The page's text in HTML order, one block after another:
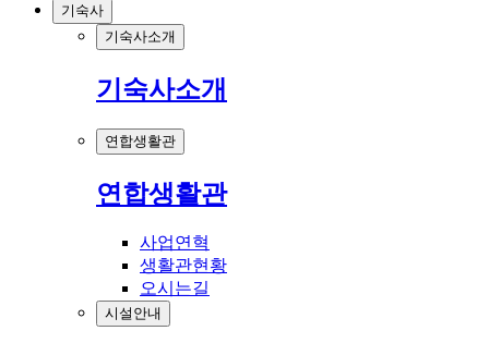
기숙사
기숙사소개
기숙사소개
연합생활관
연합생활관
사업연혁
생활관현황
오시는길
시설안내